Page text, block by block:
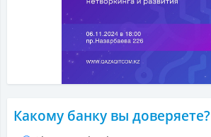
Какому банку вы доверяете?